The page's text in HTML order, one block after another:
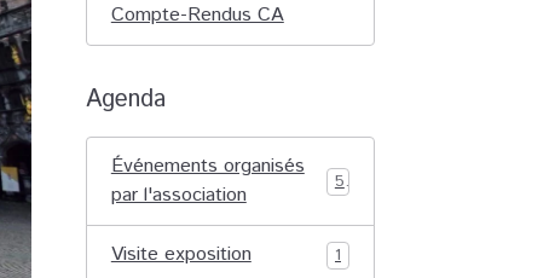
Compte-Rendus CA
Agenda
Événements organisés
par l'association
5
Visite exposition 1